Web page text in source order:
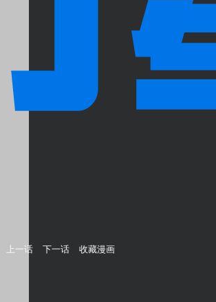
上一话 下一话 收藏漫画